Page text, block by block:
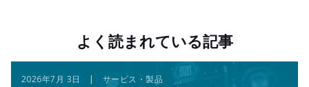
よく読まれている記事
2026年7月 3日 | サービス・製品